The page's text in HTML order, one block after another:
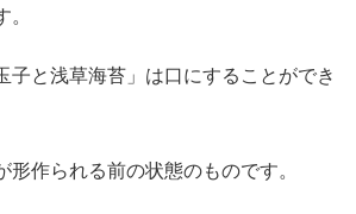
子と浅草海苔」は口にすることができ
形作られる前の状態のものです。